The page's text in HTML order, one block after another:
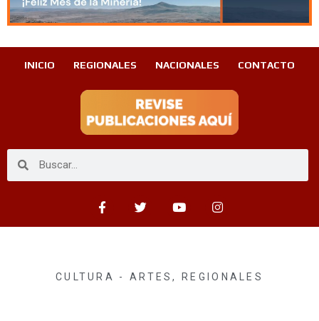
INICIO REGIONALES NACIONALES CONTACTO
CULTURA - ARTES,REGIONALES